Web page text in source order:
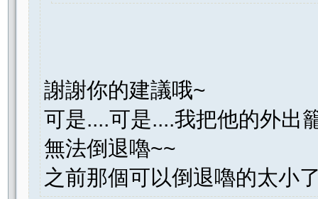
謝謝你的建議哦~
可是....可是....我把他的外出
無法倒退嚕~~
之前那個可以倒退嚕的太小